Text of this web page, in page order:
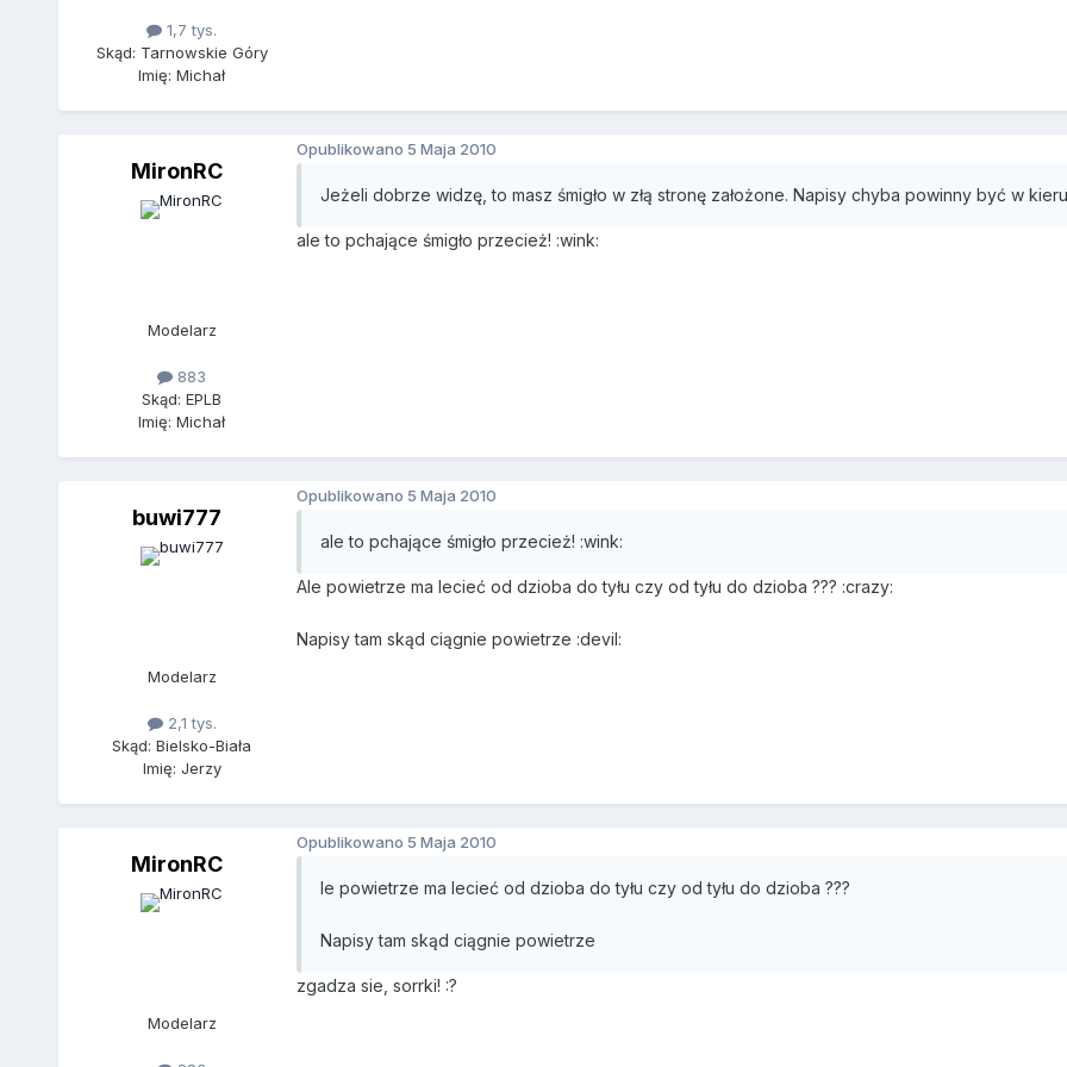
1,7 tys.
Skąd: Tarnowskie Góry
Imię: Michał
MironRC
Modelarz
883
Skąd: EPLB
Imię: Michał
Opublikowano 5 Maja 2010
Jeżeli dobrze widzę, to masz śmigło w złą stronę założone. Napisy chyba powinny być w
ale to pchające śmigło przecież! :wink:
buwi777
Modelarz
2,1 tys.
Skąd: Bielsko-Biała
Imię: Jerzy
Opublikowano 5 Maja 2010
ale to pchające śmigło przecież! :wink:
Ale powietrze ma lecieć od dzioba do tyłu czy od tyłu do dzioba ??? :crazy:
Napisy tam skąd ciągnie powietrze :devil:
MironRC
Modelarz
Opublikowano 5 Maja 2010
le powietrze ma lecieć od dzioba do tyłu czy od tyłu do dzioba ???
Napisy tam skąd ciągnie powietrze
zgadza sie, sorrki! :?